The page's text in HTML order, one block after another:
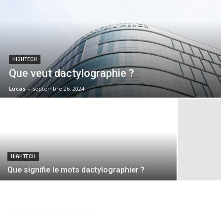
HIGHTECH
Que veut dactylographie ?
Lucas - septembre 26, 2024
HIGHTECH
Que signifie le mots dactylographier ?